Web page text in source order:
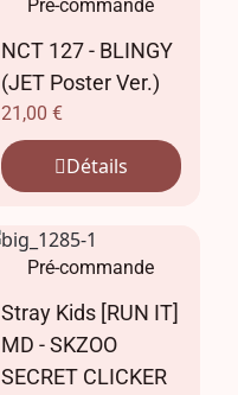
Pré-commande
NCT 127 - BLINGY
(JET Poster Ver.)
21,00 €
Détails
Pré-commande
Stray Kids [RUN IT]
MD - SKZOO
SECRET CLICKER